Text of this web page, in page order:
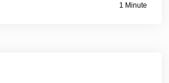
1 Minute